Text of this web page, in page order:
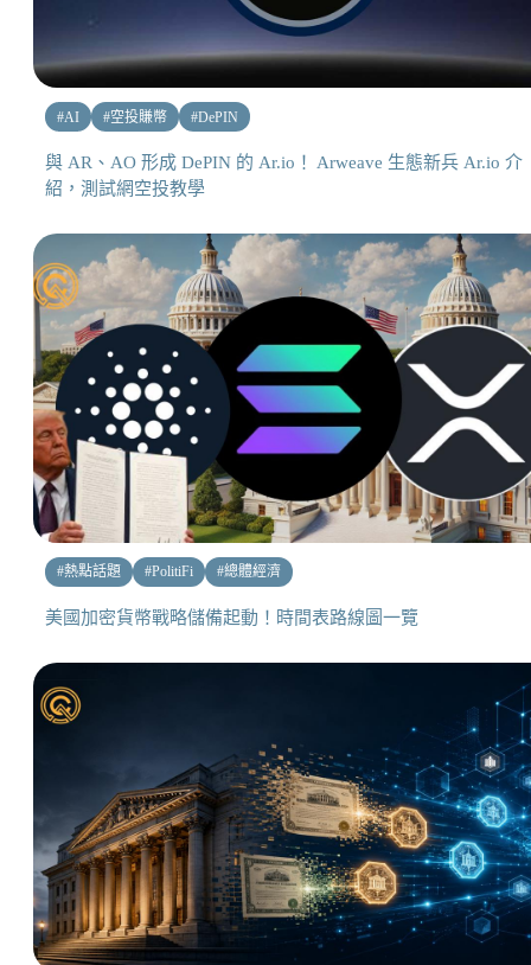
#AI #空投賺幣 #DePIN
與 AR、AO 形成 DePIN 的 Ar.io！ Arweave 生態新兵 Ar.io 介
紹，測試網空投教學
#熱點話題 #PolitiFi #總體經濟
美國加密貨幣戰略儲備起動！時間表路線圖一覽